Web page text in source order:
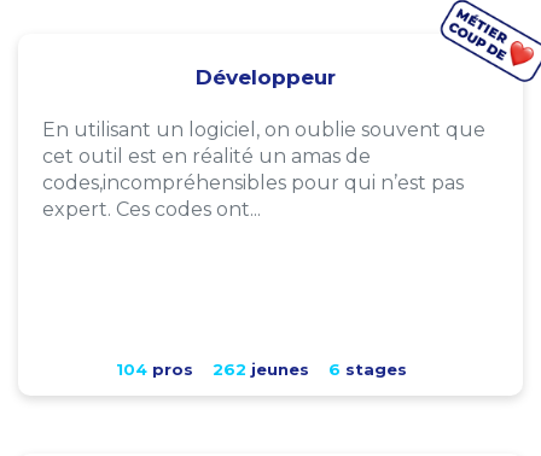
Développeur
En utilisant un logiciel, on oublie souvent que
cet outil est en réalité un amas de
codes,incompréhensibles pour qui n’est pas
expert. Ces codes ont...
104pros 262 jeunes 6 stages